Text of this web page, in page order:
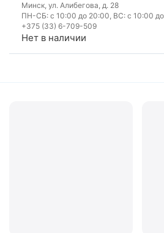
Минск, ул. Алибегова, д. 28
ПН-СБ: с 10:00 до 20:00, ВС: с 10:00
+375 (33) 6-709-509
Нет в наличии